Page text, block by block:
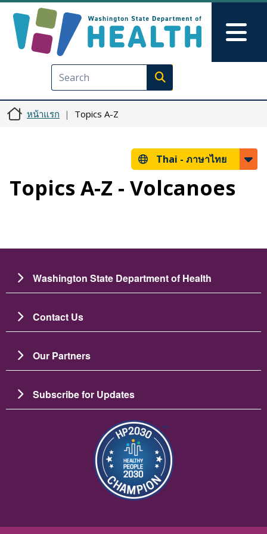
Execute search
หน้าแรก Topics A-Z
Thai - ภาษาไทย
Topics A-Z - Volcanoes
Washington State Department of Health
Contact Us
Our Partners
Subscribe for Updates
Image